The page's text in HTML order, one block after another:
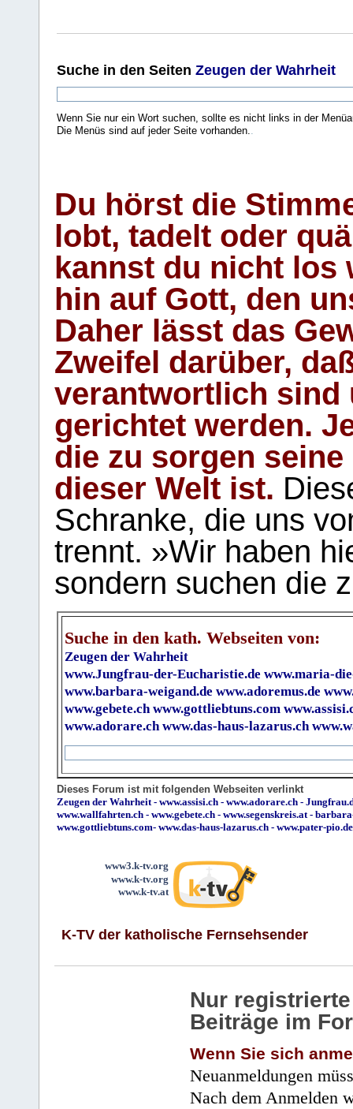
Suche in den Seiten Zeugen der Wahrheit
Wenn Sie nur ein Wort suchen, sollte es nicht links in der
Die Menüs sind auf jeder Seite vorhanden.
Du hörst die
lobt, tadelt oder
kannst du nicht los
hin auf Gott, den
Daher lässt das
Zweifel darüber,
verantwortlich sind
gerichtet werden.
die zu sorgen
dieser Welt ist.
Schranke, die uns
trennt. »Wir haben
sondern suchen die
Suche in den kath. Webseiten von:
Zeugen der Wahrheit
www.Jungfrau-der-Eucharistie.de www.maria-
www.barbara-weigand.de www.adoremus.de
www.gebete.ch www.gottliebtuns.com
www.adorare.ch www.das-haus-lazarus.ch
Dieses Forum ist mit folgenden Webseiten verlinkt
Zeugen der Wahrheit - www.assisi.ch - www.adorare.ch -
www.wallfahrten.ch - www.gebete.ch - www.segenskreis.at -
www.gottliebtuns.com- www.das-haus-lazarus.ch - www.pater-pio.de
www3.k-tv.org
www.k-tv.org
www.k-tv.at
K-TV der katholische Fernsehsender
Nur
Beiträge im
Wenn Sie sich
Neuanmeldungen
Nach dem Anmelden